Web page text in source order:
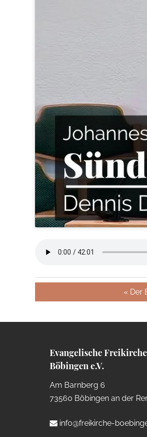
« Der
Evangelische Freikirche
Böbingen e.V.
Am Barnberg 6
73560 Böbingen an der
info@freikirche-